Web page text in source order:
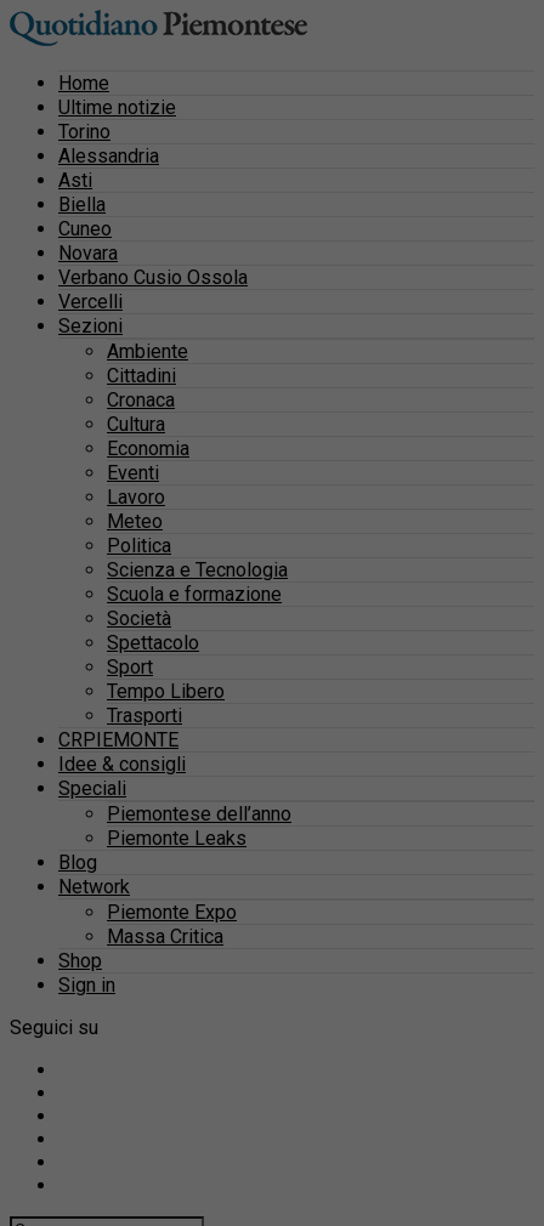
Home
Ultime notizie
Torino
Alessandria
Asti
Biella
Cuneo
Novara
Verbano Cusio Ossola
Vercelli
Sezioni
Ambiente
Cittadini
Cronaca
Cultura
Economia
Eventi
Lavoro
Meteo
Politica
Scienza e Tecnologia
Scuola e formazione
Società
Spettacolo
Sport
Tempo Libero
Trasporti
CRPIEMONTE
Idee & consigli
Speciali
Piemontese dell’anno
Piemonte Leaks
Blog
Network
Piemonte Expo
Massa Critica
Shop
Sign in
Seguici su